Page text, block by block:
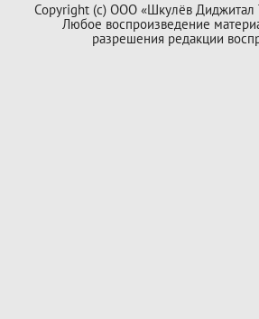
Copyright (с) ООО «Шкулёв Диджитал
Любое воспроизведение
разрешения редакции